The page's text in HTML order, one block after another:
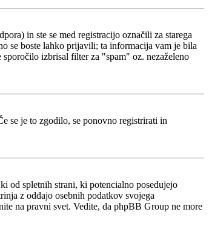
in ste se med registracijo označili za starega
se boste lahko prijavili; ta informacija vam je bila
izbrisal filter za "spam" oz. nezaželeno
se je to zgodilo, se ponovno registrirati in
od spletnih strani, ki potencialno posedujejo
z oddajo osebnih podatkov svojega
na pravni svet. Vedite, da phpBB Group ne more